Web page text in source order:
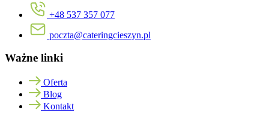
+48 537 357 077
poczta@cateringcieszyn.pl
Ważne linki
Oferta
Blog
Kontakt